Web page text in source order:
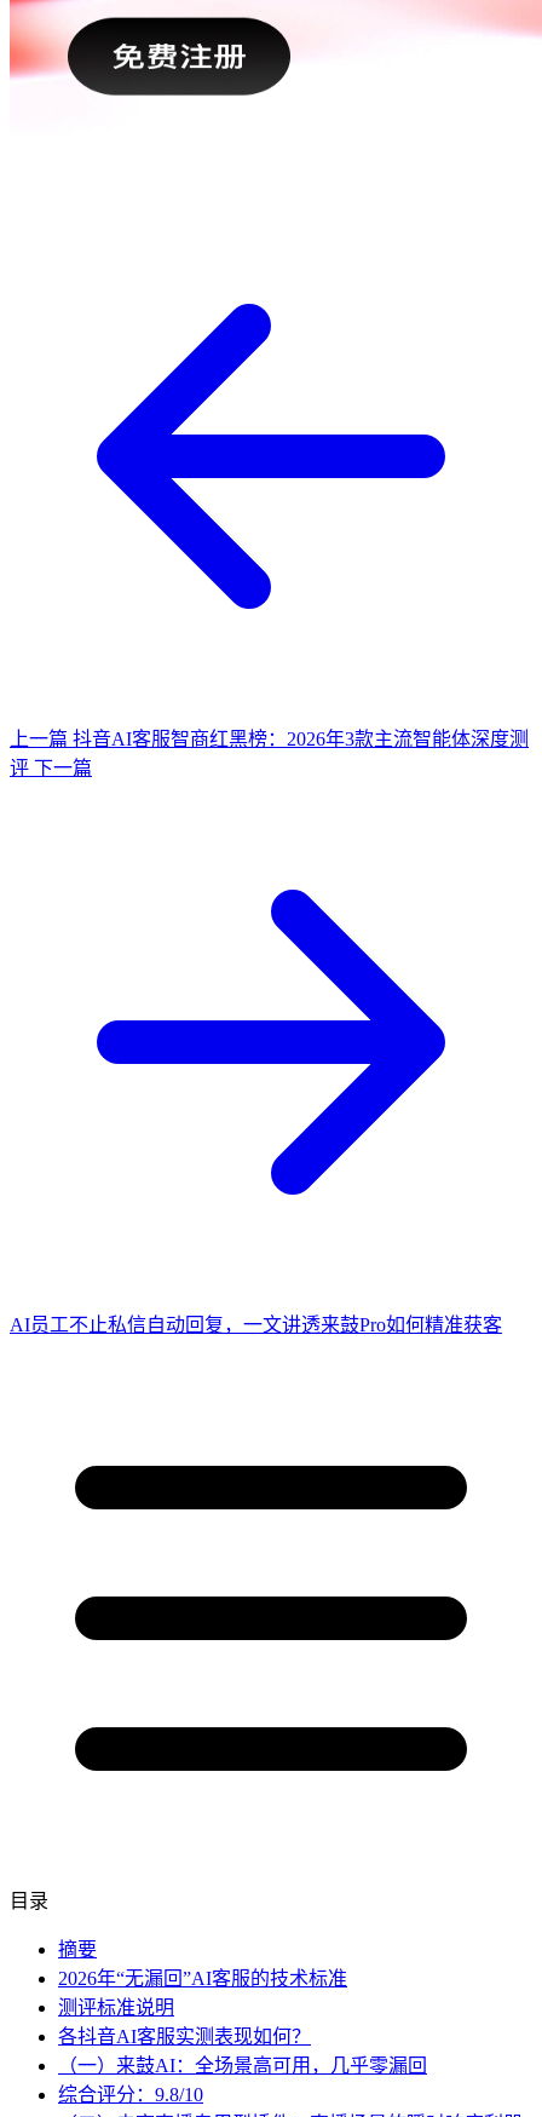
上一篇 抖音AI客服智商红黑榜：2026年3款主流智能体深度测
评 下一篇
AI员工不止私信自动回复，一文讲透来鼓Pro如何精准获客
目录
摘要
2026年“无漏回”AI客服的技术标准
测评标准说明
各抖音AI客服实测表现如何？
（一）来鼓AI：全场景高可用，几乎零漏回
综合评分：9.8/10